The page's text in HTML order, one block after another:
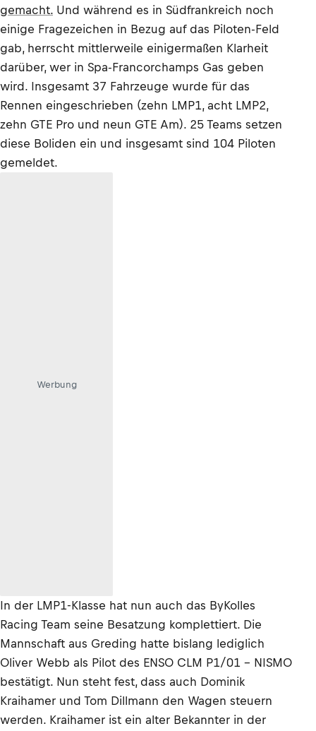
gemacht. Und während es in Südfrankreich noch
einige Fragezeichen in Bezug auf das Piloten-Feld
gab, herrscht mittlerweile einigermaßen Klarheit
darüber, wer in Spa-Francorchamps Gas geben
wird. Insgesamt 37 Fahrzeuge wurde für das
Rennen eingeschrieben (zehn LMP1, acht LMP2,
zehn GTE Pro und neun GTE Am). 25 Teams setzen
diese Boliden ein und insgesamt sind 104 Piloten
gemeldet.
Werbung
In der LMP1-Klasse hat nun auch das ByKolles
Racing Team seine Besatzung komplettiert. Die
Mannschaft aus Greding hatte bislang lediglich
Oliver Webb als Pilot des ENSO CLM P1/01 – NISMO
bestätigt. Nun steht fest, dass auch Dominik
Kraihamer und Tom Dillmann den Wagen steuern
werden. Kraihamer ist ein alter Bekannter in der